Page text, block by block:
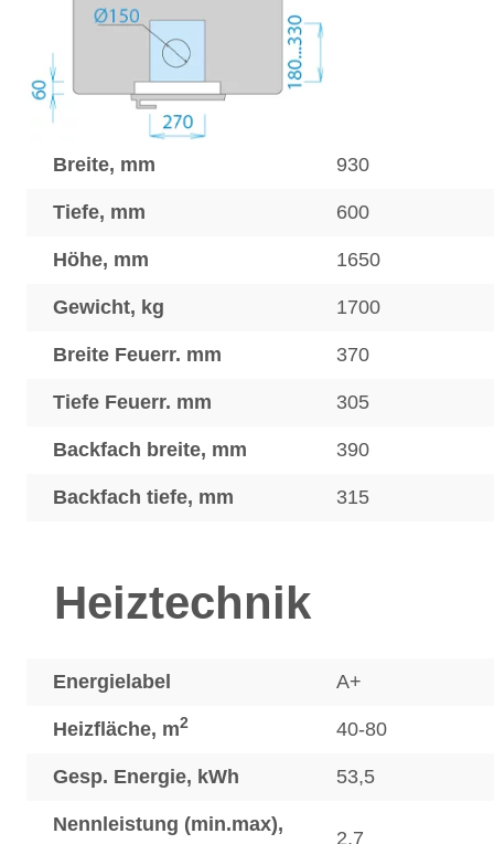
Breite, mm 930
Tiefe, mm 600
Höhe, mm 1650
Gewicht, kg 1700
Breite Feuerr. mm 370
Tiefe Feuerr. mm 305
Backfach breite, mm 390
Backfach tiefe, mm 315
Heiztechnik
Energielabel A+
Heizfläche, m2 40-80
Gesp. Energie, kWh 53,5
Nennleistung (min.max),
2,7